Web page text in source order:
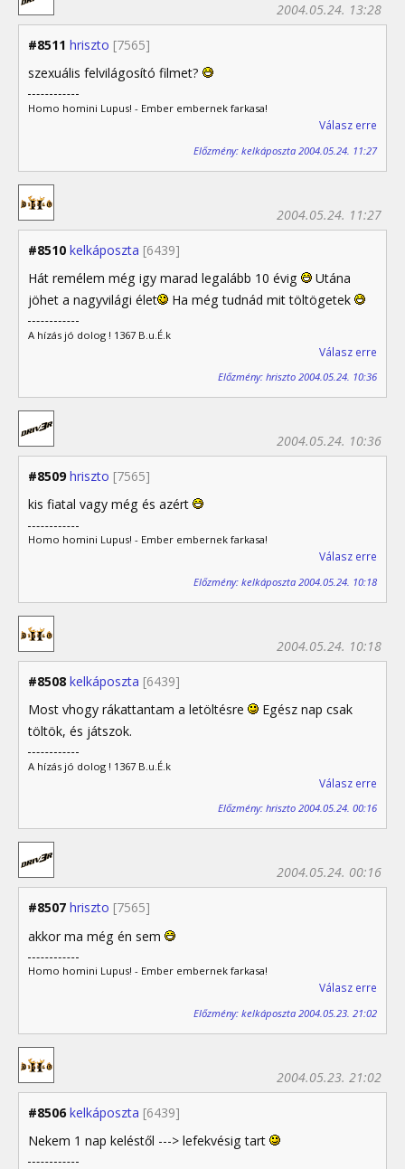
#8511 hriszto [7565]
2004.05.24. 13:28
szexuális felvilágosító filmet?
Homo homini Lupus! - Ember embernek farkasa!
Válasz erre
Előzmény: kelkáposzta 2004.05.24. 11:27
#8510 kelkáposzta [6439]
2004.05.24. 11:27
Hát remélem még igy marad legalább 10 évig
Utána
jöhet a nagyvilági élet
Ha még tudnád mit töltögetek
A hízás jó dolog ! 1367 B.u.É.k
Válasz erre
Előzmény: hriszto 2004.05.24. 10:36
#8509 hriszto [7565]
2004.05.24. 10:36
kis fiatal vagy még és azért
Homo homini Lupus! - Ember embernek farkasa!
Válasz erre
Előzmény: kelkáposzta 2004.05.24. 10:18
#8508 kelkáposzta [6439]
2004.05.24. 10:18
Most vhogy rákattantam a letöltésre
Egész nap csak
töltök, és játszok.
A hízás jó dolog ! 1367 B.u.É.k
Válasz erre
Előzmény: hriszto 2004.05.24. 00:16
#8507 hriszto [7565]
2004.05.24. 00:16
akkor ma még én sem
Homo homini Lupus! - Ember embernek farkasa!
Válasz erre
Előzmény: kelkáposzta 2004.05.23. 21:02
#8506 kelkáposzta [6439]
2004.05.23. 21:02
Nekem 1 nap keléstől ---> lefekvésig tart